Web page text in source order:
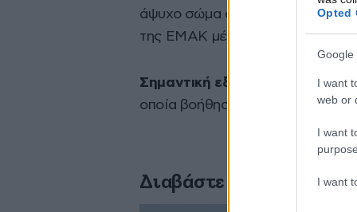
Opted
Google
I want
web or
I want
I want
άψυχο σώμα στον ποταμό
της ΕΜΑΚ μέχρι στιγμής δεν
Σημαντική εξέλιξη στην
οποία βοήθησε τις αρχές να
Διαβάστε σχετικά